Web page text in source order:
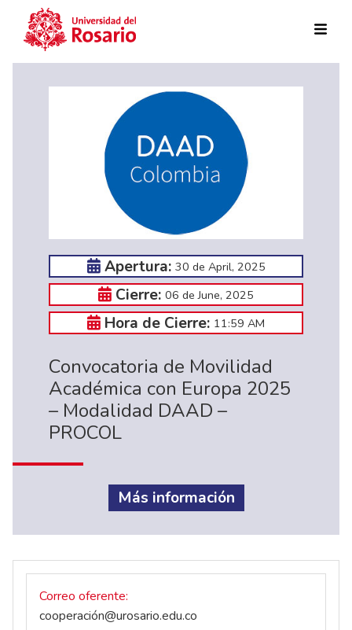
Apertura: 30 de April, 2025
Cierre: 06 de June, 2025
Hora de Cierre: 11:59 AM
Convocatoria de Movilidad
Académica con Europa 2025
– Modalidad DAAD –
PROCOL
Más información
Correo oferente
cooperación@urosario.edu.co